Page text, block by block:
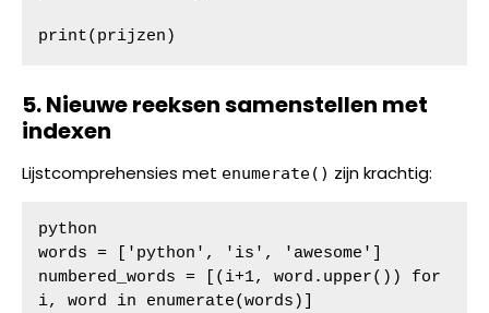
print(prijzen)
5. Nieuwe reeksen samenstellen met
indexen
Lijstcomprehensies met enumerate() zijn krachtig:
python
words = ['python', 'is', 'awesome']
numbered_words = [(i+1, word.upper()) for
i, word in enumerate(words)]